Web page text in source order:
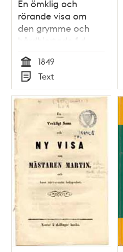
En ömklig och
rörande visa om
den grymme och
hårdhjertade f.d.
källarmästaren
Martin-Arosin, som
slurfvade borrt [sic]
sitt barn
Tid
1849
Typ
Text